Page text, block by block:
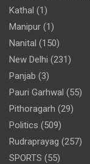
Kathal (1)
Manipur (1)
Nanital (150)
New Delhi (231)
Panjab (3)
Pauri Garhwal (55)
Pithoragarh (29)
Politics (509)
Rudraprayag (257)
SPORTS (55)